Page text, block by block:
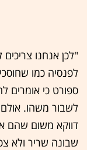
"לכן אנחנו
לפנסיה כמו
ספורט כי אומרים
לשבור משהו.
דווקא משום שהם
שבונה שריר ולא